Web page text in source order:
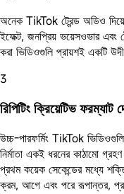
অনেক TikTok ট্রেন্ড অডিও দিয়ে
ইফেক্ট, জনপ্রিয় ভয়েসওভার এবং
করা ভিডিওগুলি প্রায়শই একটি
3
রিপিটিং ক্রিয়েটিভ ফরম্যাট
উচ্চ-পারফর্মিং TikTok
নির্মাতা একই ধরনের কাঠামো
প্রথম কয়েক সেকেন্ডের মধ্যে
ক্রম, আগে এবং পরে রূপান্তর,